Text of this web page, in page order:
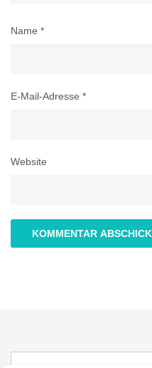
Name *
E-Mail-Adresse *
Website